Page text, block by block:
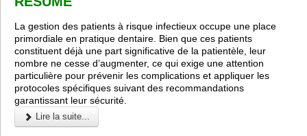
La gestion des patients à risque infectieux occupe une place
primordiale en pratique dentaire. Bien que ces patients
constituent déjà une part significative de la patientèle, leur
nombre ne cesse d’augmenter, ce qui exige une attention
particulière pour prévenir les complications et appliquer les
protocoles spécifiques suivant des recommandations
garantissant leur sécurité.
Lire la suite...